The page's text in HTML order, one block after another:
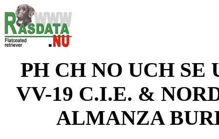
PH CH NO UCH SE
VV-19 C.I.E. &
ALMANZA